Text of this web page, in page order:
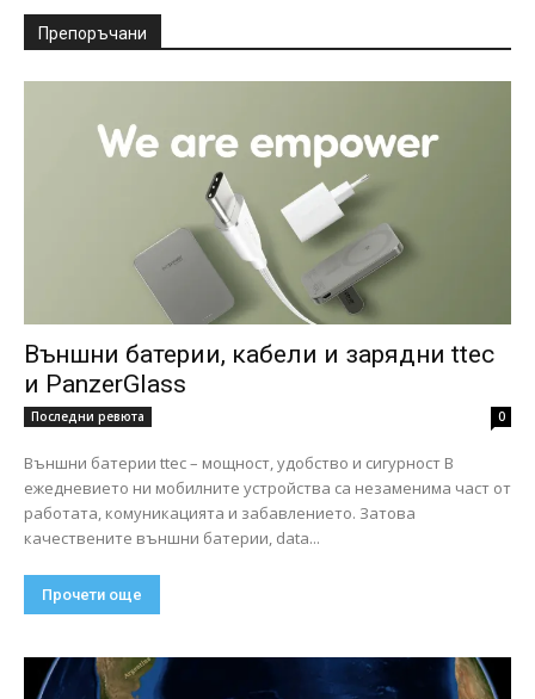
Препоръчани
Външни батерии, кабели и зарядни ttec
и PanzerGlass
Последни ревюта 0
Външни батерии ttec – мощност, удобство и сигурност В
ежедневието ни мобилните устройства са незаменима част от
работата, комуникацията и забавлението. Затова
качествените външни батерии, data...
Прочети още